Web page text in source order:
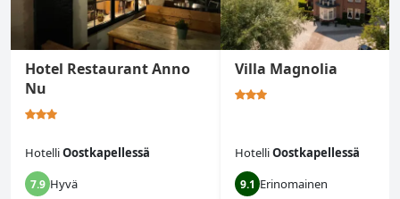
Hotel Restaurant Anno
Nu
HotelliOostkapellessä
7.9 Hyvä
Villa Magnolia
HotelliOostkapellessä
9.1 Erinomainen